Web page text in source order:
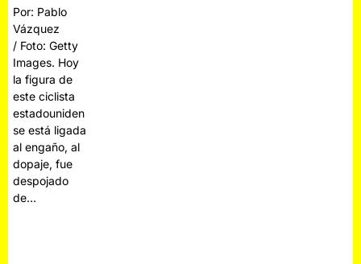
Por: Pablo
Vázquez
/ Foto: Getty
Images. Hoy
la figura de
este ciclista
estadouniden
se está ligada
al engaño, al
dopaje, fue
despojado
de…